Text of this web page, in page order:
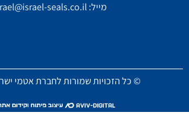
מייל:seals.co.il
© כל הזכויות שמורות לחברת אטמי